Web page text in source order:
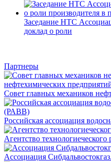
Заседание НТС
доклад о роли
Партнеры
Совет главных механиков
Российская ассоциация
Агентство технологиеческого
Ассоциация